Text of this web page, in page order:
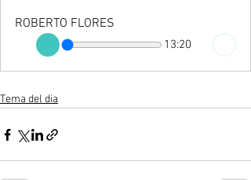
ROBERTO FLORES
13:20
Tema del dia